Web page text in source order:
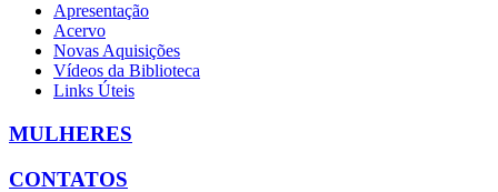
Apresentação
Acervo
Novas Aquisições
Vídeos da Biblioteca
Links Úteis
MULHERES
CONTATOS